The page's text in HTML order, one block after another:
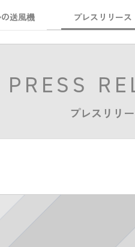
送風機 プレスリリース
PRESS
プレスリリ